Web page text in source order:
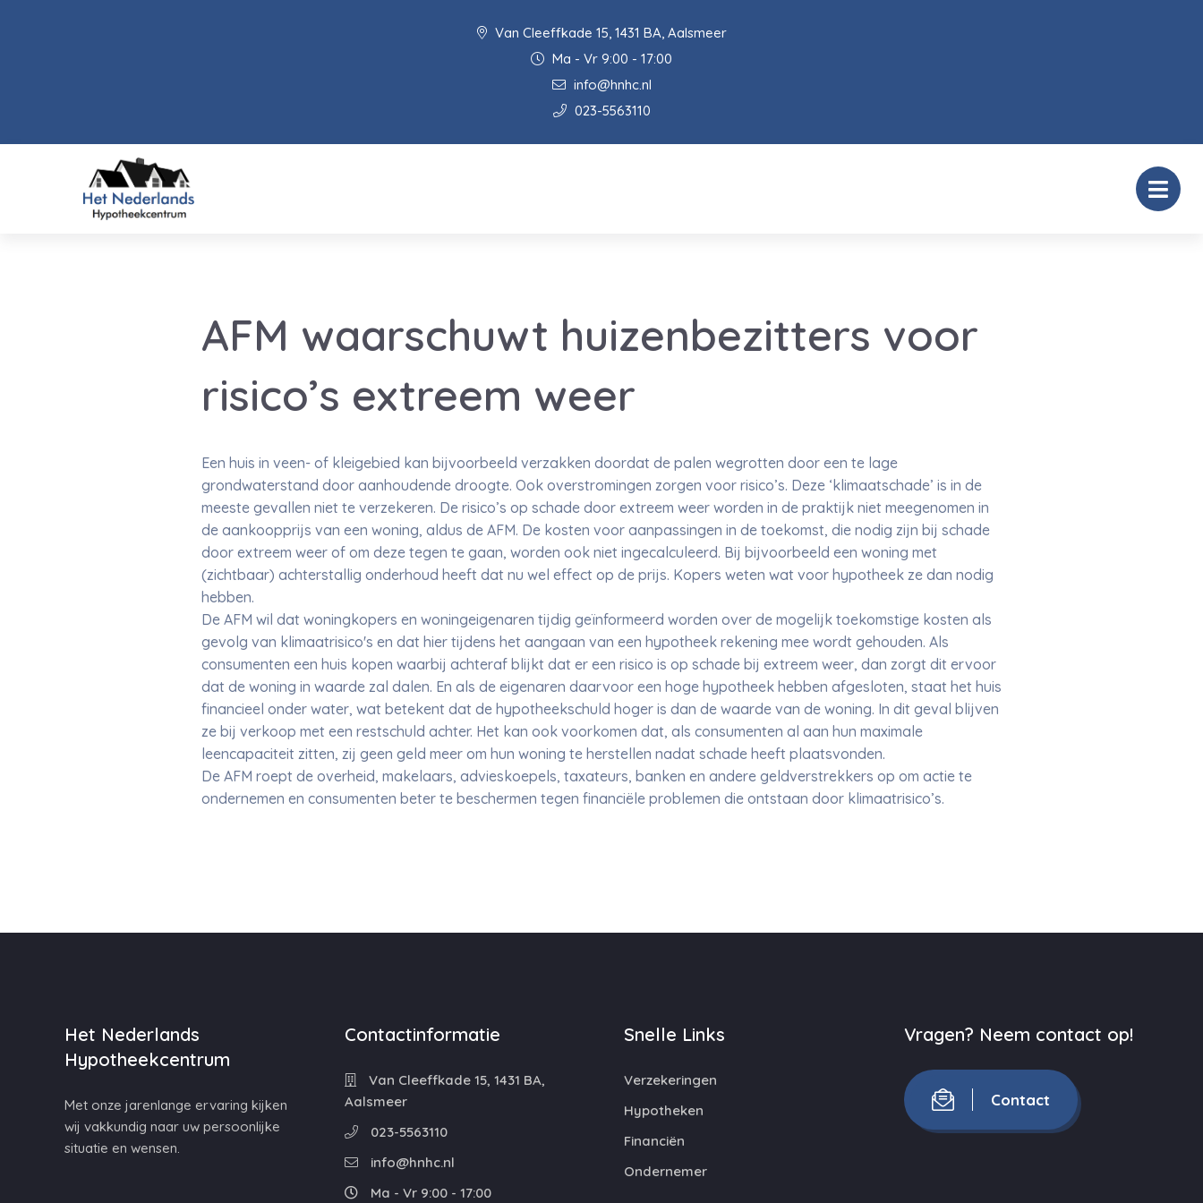
Van Cleeffkade 15, 1431 BA, Aalsmeer
Ma - Vr 9:00 - 17:00
info@hnhc.nl
023-5563110
AFM waarschuwt huizenbezitters voor
risico’s extreem weer
Een huis in veen- of kleigebied kan bijvoorbeeld verzakken doordat de palen wegrotten door een te lage
grondwaterstand door aanhoudende droogte. Ook overstromingen zorgen voor risico’s. Deze ‘klimaatschade’ is in de
meeste gevallen niet te verzekeren. De risico’s op schade door extreem weer worden in de praktijk niet meegenomen in
de aankoopprijs van een woning, aldus de AFM. De kosten voor aanpassingen in de toekomst, die nodig zijn bij schade
door extreem weer of om deze tegen te gaan, worden ook niet ingecalculeerd. Bij bijvoorbeeld een woning met
(zichtbaar) achterstallig onderhoud heeft dat nu wel effect op de prijs. Kopers weten wat voor hypotheek ze dan nodig
hebben.
De AFM wil dat woningkopers en woningeigenaren tijdig geïnformeerd worden over de mogelijk toekomstige kosten als
gevolg van klimaatrisico's en dat hier tijdens het aangaan van een hypotheek rekening mee wordt gehouden. Als
consumenten een huis kopen waarbij achteraf blijkt dat er een risico is op schade bij extreem weer, dan zorgt dit ervoor
dat de woning in waarde zal dalen. En als de eigenaren daarvoor een hoge hypotheek hebben afgesloten, staat het huis
financieel onder water, wat betekent dat de hypotheekschuld hoger is dan de waarde van de woning. In dit geval blijven
ze bij verkoop met een restschuld achter. Het kan ook voorkomen dat, als consumenten al aan hun maximale
leencapaciteit zitten, zij geen geld meer om hun woning te herstellen nadat schade heeft plaatsvonden.
De AFM roept de overheid, makelaars, advieskoepels, taxateurs, banken en andere geldverstrekkers op om actie te
ondernemen en consumenten beter te beschermen tegen financiële problemen die ontstaan door klimaatrisico’s.
Het Nederlands
Hypotheekcentrum
Met onze jarenlange ervaring kijken
wij vakkundig naar uw persoonlijke
situatie en wensen.
Contactinformatie
Van Cleeffkade 15, 1431 BA,
Aalsmeer
023-5563110
info@hnhc.nl
Ma - Vr 9:00 - 17:00
Snelle Links
Verzekeringen
Hypotheken
Financiën
Ondernemer
Vragen? Neem contact op!
Contact